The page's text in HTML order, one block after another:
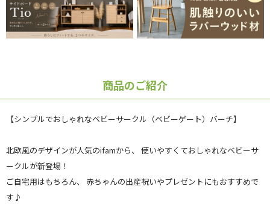
商品のご紹介
【シンプルでおしゃれなベビーサークル（ベビーゲート）バーチ】
北欧風のデザインが人気のifamから、 使いやすくておしゃれなベビーサ
ークルが新登場！
ご自宅用はもちろん、 赤ちゃんの出産祝いやプレゼントにもおすすめで
す♪